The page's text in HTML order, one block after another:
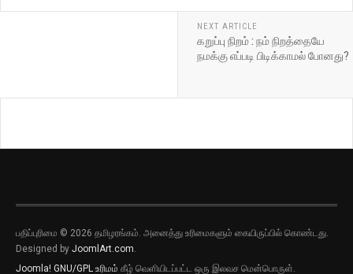
NEXT ARTICLE
கறுப்பு நிறம் : நம் நிறத்தையே
நமக்கு எப்படி பிடிக்காமல் போனது?
பதிப்புரிமை © 2026 தமிழரங்கம். அனைத்து உரிமைகளும் கையிருப்பில் கொண்டது.
Designed by JoomlArt.com.
Joomla! GNU/GPL உரிமம் கீழ் வெளியிடப்பட்ட ஒரு இலவச மென்பொருள்.